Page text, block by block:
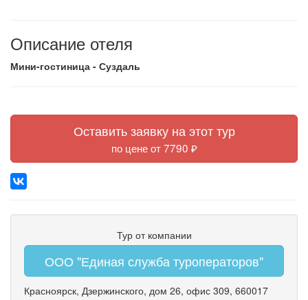
Описание отеля
Мини-гостиница - Суздаль
Оставить заявку на этот тур
по цене от 7790 ₽
Тур от компании
ООО "Единая служба туроператоров"
Красноярск, Дзержинского, дом 26, офис 309, 660017